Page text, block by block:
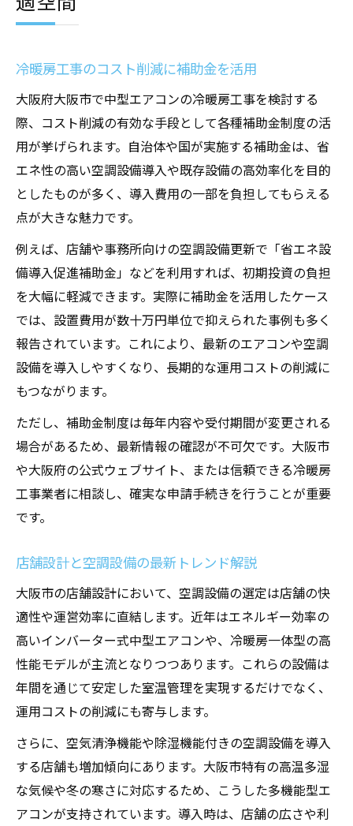
冷暖房工事のコスト削減に補助金を活用
大阪府大阪市で中型エアコンの冷暖房工事を検討する
際、コスト削減の有効な手段として各種補助金制度の活
用が挙げられます。自治体や国が実施する補助金は、省
エネ性の高い空調設備導入や既存設備の高効率化を目的
としたものが多く、導入費用の一部を負担してもらえる
点が大きな魅力です。
例えば、店舗や事務所向けの空調設備更新で「省エネ設
備導入促進補助金」などを利用すれば、初期投資の負担
を大幅に軽減できます。実際に補助金を活用したケース
では、設置費用が数十万円単位で抑えられた事例も多く
報告されています。これにより、最新のエアコンや空調
設備を導入しやすくなり、長期的な運用コストの削減に
もつながります。
ただし、補助金制度は毎年内容や受付期間が変更される
場合があるため、最新情報の確認が不可欠です。大阪市
や大阪府の公式ウェブサイト、または信頼できる冷暖房
工事業者に相談し、確実な申請手続きを行うことが重要
です。
店舗設計と空調設備の最新トレンド解説
大阪市の店舗設計において、空調設備の選定は店舗の快
適性や運営効率に直結します。近年はエネルギー効率の
高いインバーター式中型エアコンや、冷暖房一体型の高
性能モデルが主流となりつつあります。これらの設備は
年間を通じて安定した室温管理を実現するだけでなく、
運用コストの削減にも寄与します。
さらに、空気清浄機能や除湿機能付きの空調設備を導入
する店舗も増加傾向にあります。大阪市特有の高温多湿
な気候や冬の寒さに対応するため、こうした多機能型エ
アコンが支持されています。導入時は、店舗の広さや利